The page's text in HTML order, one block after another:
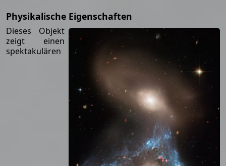
Physikalische Eigenschaften
Dieses Objekt
zeigt einen
spektakulären